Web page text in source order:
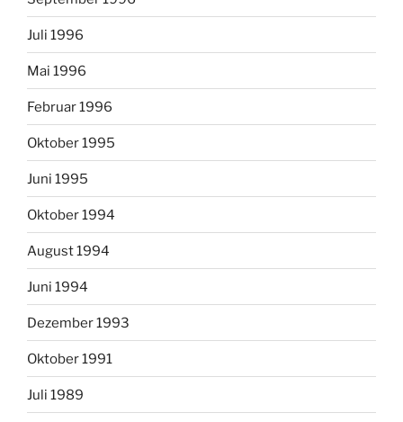
Juli 1996
Mai 1996
Februar 1996
Oktober 1995
Juni 1995
Oktober 1994
August 1994
Juni 1994
Dezember 1993
Oktober 1991
Juli 1989